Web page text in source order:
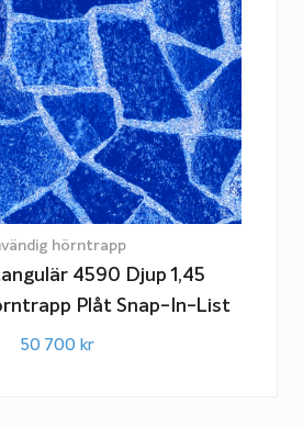
hörntrapp
4590 Djup 1,45
Mönstrad Hörntrapp Plåt Snap-In-List
50 700 kr